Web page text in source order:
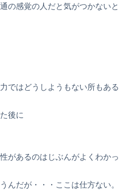
の感覚の人だと気がつかないと
ではどうしようもない所もある
後に
があるのはじぶんがよくわかっ
んだが・・・ここは仕方ない。